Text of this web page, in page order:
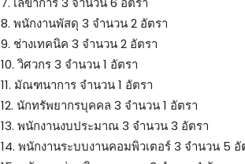
8. พนักงานพัสดุ 3 จำนวน 2 อัตรา
9. ช่างเทคนิค 3 จำนวน 2 อัตรา
10. วิศวกร 3 จำนวน 1 อัตรา
11. มัณฑนาการ จำนวน 1 อัตรา
12. นักทรัพยากรบุคคล 3 จำนวน 1 อัตรา
13. พนักงานงบประมาณ 3 จำนวน 3 อัตรา
14. พนักงานระบบงานคอมพิวเตอร์ 3 จำนวน 5